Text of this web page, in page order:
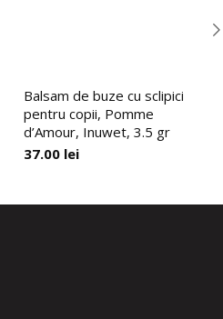
Balsam de buze cu sclipici
pentru copii, Pomme
d’Amour, Inuwet, 3.5 gr
37.00 lei